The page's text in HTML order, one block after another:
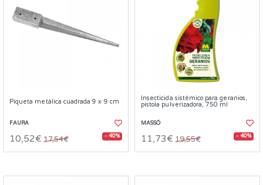
Piqueta metálica cuadrada 9 x 9 cm
FAURA
10,52€ 17,54€ - 40%
Insecticida sistémico para geranios,
pistola pulverizadora, 750 ml
MASSÓ
11,73€ 19,55€ - 40%